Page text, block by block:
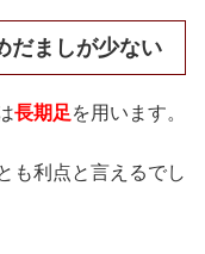
だましが少ない
長期足を用います。
も利点と言えるでし